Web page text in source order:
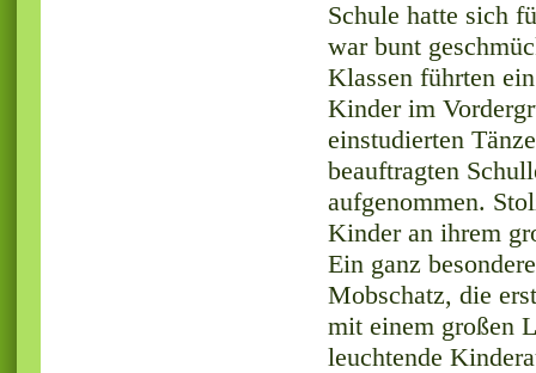
Schule hatte sich
war bunt
Klassen führten
Kinder im
einstudierten
beauftragten
aufgenommen.
Kinder an ihrem
Ein ganz
Mobschatz, die
mit einem großen
leuchtende